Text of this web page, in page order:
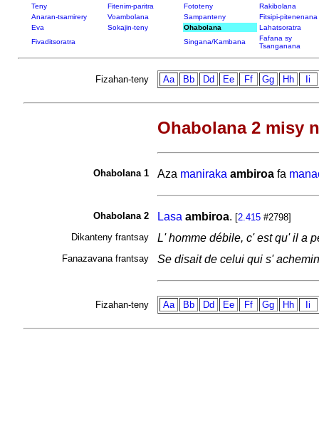
Teny Fitenim-paritra Fototeny
Rakibolana
Anaran-tsamirery
Voambolana Sampanteny
Fitsipi-pitenenana
Eva
Sokajin-teny Ohabolana
Lahatsoratra
Fivaditsoratra
Singana/Kambana
Fafana sy
Tsanganana
Fizahan-teny Aa Bb Dd Ee Ff Gg Hh Ii
Ohabolana 2 misy
Ohabolana 1 Aza maniraka ambiroafa
Ohabolana 2 Lasa ambiroa. [2.415#2798]
Dikanteny frantsay
L' homme débile, c' est qu' il a
Fanazavana frantsay Se disait de celui qui s'
Fizahan-teny Aa Bb Dd Ee Ff Gg Hh Ii